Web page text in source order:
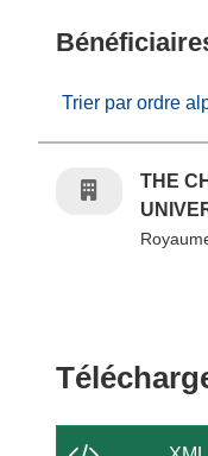
Trier par ordre
THE